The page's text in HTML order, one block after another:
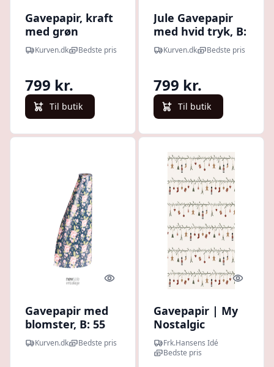
Gavepapir, kraft
med grøn
mønster - B: 55
cm. L: 150 m.
Kurven.dk Bedste pris
799 kr.
Til butik
Jule Gavepapir
med hvid tryk, B:
55 cm. L: 100 m.
Kurven.dk Bedste pris
799 kr.
Til butik
Quick look
Gavepapir med
blomster, B: 55
cm. L: 150 m.
Kurven.dk Bedste pris
Quick
Gavepapir | My
Nostalgic
Christmas | Ib
Laursen
Frk.Hansens Idé
Bedste pris